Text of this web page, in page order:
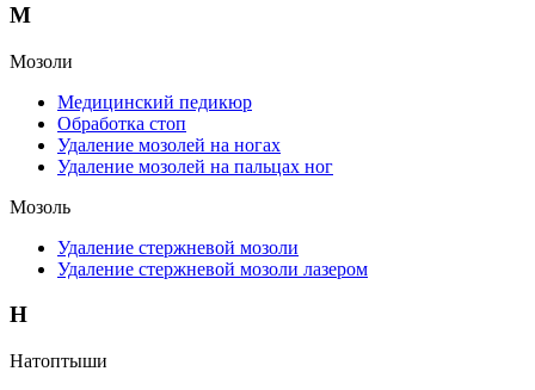
М
Мозоли
Медицинский педикюр
Обработка стоп
Удаление мозолей на ногах
Удаление мозолей на пальцах ног
Мозоль
Удаление стержневой мозоли
Удаление стержневой мозоли лазером
Н
Натоптыши